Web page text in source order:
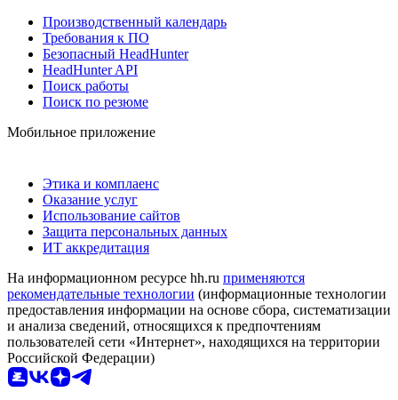
Производственный календарь
Требования к ПО
Безопасный HeadHunter
HeadHunter API
Поиск работы
Поиск по резюме
Мобильное приложение
Этика и комплаенс
Оказание услуг
Использование сайтов
Защита персональных данных
ИТ аккредитация
На информационном ресурсе hh.ru применяются
рекомендательные технологии (информационные технологии
предоставления информации на основе сбора, систематизации
и анализа сведений, относящихся к предпочтениям
пользователей сети «Интернет», находящихся на территории
Российской Федерации)